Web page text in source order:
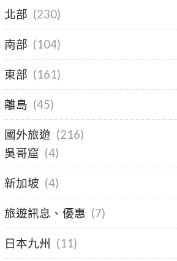
北部 (230)
南部 (104)
東部 (161)
離島 (45)
國外旅遊 (216)
吳哥窟 (4)
新加坡 (4)
旅遊訊息、優惠 (7)
日本九州 (11)